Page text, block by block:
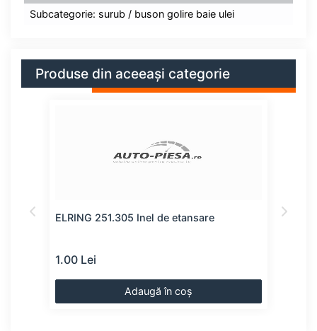
Subcategorie: surub / buson golire baie ulei
Produse din aceeași categorie
ELRING 251.305 Inel de etansare
1.00 Lei
Adaugă în coș